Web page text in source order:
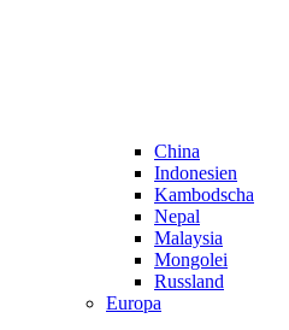
China
Indonesien
Kambodscha
Nepal
Malaysia
Mongolei
Russland
Europa